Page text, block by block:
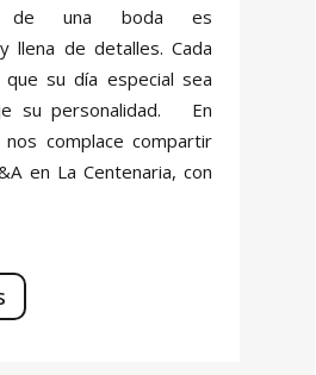
de una boda es
llena de detalles. Cada
su día especial sea
su personalidad. En
complace compartir
en La Centenaria, con